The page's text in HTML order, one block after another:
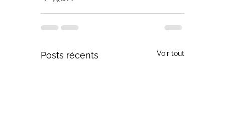
Posts récents Voir tout